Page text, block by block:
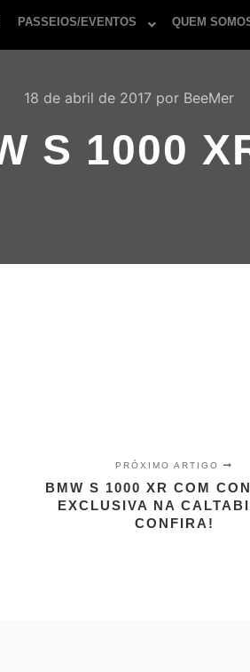
PASSEIOS/EVENTOS QUEM
18 de abril de 2017por BeeMer
S 1000
PRÓXIMO ARTIGO
BMW S 1000 XR COM
EXCLUSIVA NA
CONFIRA!